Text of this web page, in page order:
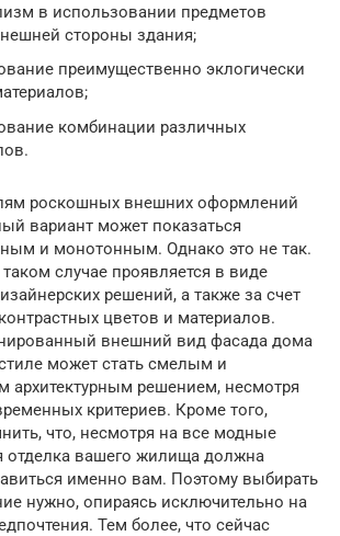
в использовании предметов
стороны здания;
преимущественно эклогически
комбинации различных
роскошных внешних оформлений
вариант может показаться
и монотонным. Однако это не так.
случае проявляется в виде
решений, а также за счет
цветов и материалов.
внешний вид фасада дома
может стать смелым и
архитектурным решением, несмотря
критериев. Кроме того,
что, несмотря на все модные
отделка вашего жилища должна
именно вам. Поэтому выбирать
нужно, опираясь исключительно на
Тем более, что сейчас